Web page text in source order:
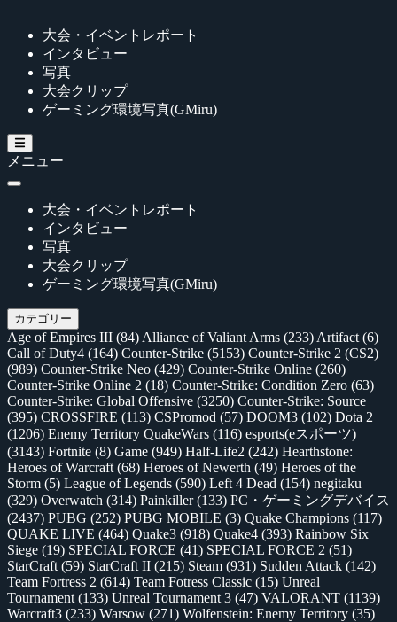
大会・イベントレポート
インタビュー
写真
大会クリップ
ゲーミング環境写真(GMiru)
メニュー
大会・イベントレポート
インタビュー
写真
大会クリップ
ゲーミング環境写真(GMiru)
カテゴリー
Age of Empires III (84) Alliance of Valiant Arms (233) Artifact (6)
Call of Duty4 (164) Counter-Strike (5153) Counter-Strike 2 (CS2)
(989) Counter-Strike Neo (429) Counter-Strike Online (260)
Counter-Strike Online 2 (18) Counter-Strike: Condition Zero (63)
Counter-Strike: Global Offensive (3250) Counter-Strike: Source
(395) CROSSFIRE (113) CSPromod (57) DOOM3 (102) Dota 2
(1206) Enemy Territory QuakeWars (116) esports(eスポーツ)
(3143) Fortnite (8) Game (949) Half-Life2 (242) Hearthstone:
Heroes of Warcraft (68) Heroes of Newerth (49) Heroes of the
Storm (5) League of Legends (590) Left 4 Dead (154) negitaku
(329) Overwatch (314) Painkiller(133) PC・ゲーミングデバイス
(2437) PUBG (252) PUBG MOBILE (3) Quake Champions (117)
QUAKE LIVE (464) Quake3 (918) Quake4 (393) Rainbow Six
Siege (19) SPECIAL FORCE (41) SPECIAL FORCE 2 (51)
StarCraft (59) StarCraft II (215) Steam (931) Sudden Attack (142)
Team Fortress 2 (614) Team Fotress Classic (15) Unreal
Tournament (133) Unreal Tournament 3 (47) VALORANT (1139)
Warcraft3 (233) Warsow (271) Wolfenstein: Enemy Territory (35)